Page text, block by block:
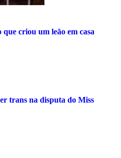
criou um leão em casa
trans na disputa do Miss